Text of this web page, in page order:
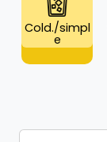
Cold./simpl
e